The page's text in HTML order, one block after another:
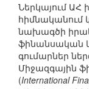
Ներկայում ԱՀ
հիմնականում
նախագծի
ֆինանսական
գումարներ
Միջազգային
(International